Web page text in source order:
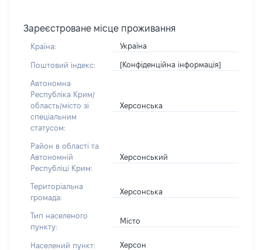
Зареєстроване місце проживання
Країна: Україна
Поштовий індекс: [Конфіденційна інформація]
Автономна
Республіка Крим/
область/місто зі
спеціальним
статусом:
Херсонська
Район в області та
Автономній
Республіці Крим:
Херсонський
Територіальна
громада:
Херсонська
Тип населеного
пункту:
Місто
Населений пункт: Херсон